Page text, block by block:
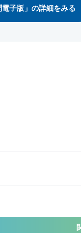
電子版」の詳細をみる